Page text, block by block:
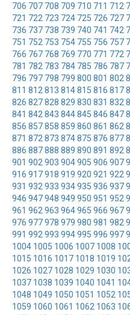
706 707 708 709 710 711 712
721 722 723 724 725 726 727
736 737 738 739 740 741 742
751 752 753 754 755 756 757
766 767 768 769 770 771 772
781 782 783 784 785 786 787
796 797 798 799 800 801 802
811 812 813 814815 816 817
826 827828 829 830 831 832
841 842 843 844845 846 847
856 857858 859 860 861 862
871 872 873 874875 876 877
886 887888 889 890 891 892
901 902 903 904905 906 907
916 917918 919 920 921 922
931 932 933 934935 936 937
946 947948 949 950 951 952
961 962 963 964965 966 967
976 977978 979 980 981 982
991 992 993 994995 996 997
1004 1005 1006 1007 1008
1015 1016 1017 1018 1019
1026 1027 1028 1029 1030
1037 1038 1039 1040 1041
1048 1049 1050 1051 1052
1059 1060 1061 1062 1063